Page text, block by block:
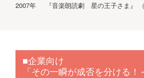
2007年 『音楽朗読劇 星の王子さま』
■企業向け
「その一瞬が成否を分ける！